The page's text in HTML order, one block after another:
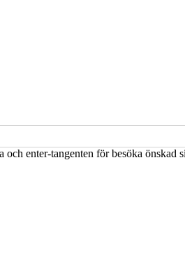
enter-tangenten för besöka önskad